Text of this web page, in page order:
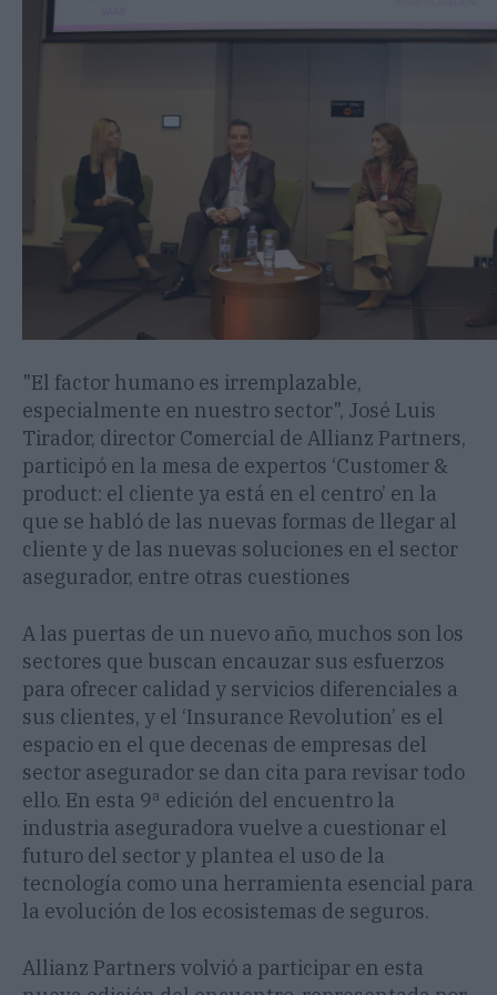
"El factor humano es irremplazable,
especialmente en nuestro sector", José Luis
Tirador, director Comercial de Allianz Partners,
participó en la mesa de expertos ‘Customer &
product: el cliente ya está en el centro’ en la
que se habló de las nuevas formas de llegar al
cliente y de las nuevas soluciones en el sector
asegurador, entre otras cuestiones
A las puertas de un nuevo año, muchos son los
sectores que buscan encauzar sus esfuerzos
para ofrecer calidad y servicios diferenciales a
sus clientes, y el ‘Insurance Revolution’ es el
espacio en el que decenas de empresas del
sector asegurador se dan cita para revisar todo
ello. En esta 9ª edición del encuentro la
industria aseguradora vuelve a cuestionar el
futuro del sector y plantea el uso de la
tecnología como una herramienta esencial para
la evolución de los ecosistemas de seguros.
Allianz Partners volvió a participar en esta